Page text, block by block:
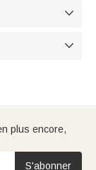


plus encore,
S'abonner